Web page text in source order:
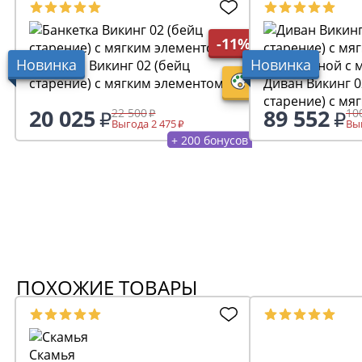
Новинка
-11%
Банкетка Викинг 02 (бейц
старение) с мягким элементом
20 025 22 500
Выгода 2 475
+ 200 бонусов
Новинка
Диван Викинг 02
старение) с
(раскладной с
89 552
ПОХОЖИЕ ТОВАРЫ
Скамья